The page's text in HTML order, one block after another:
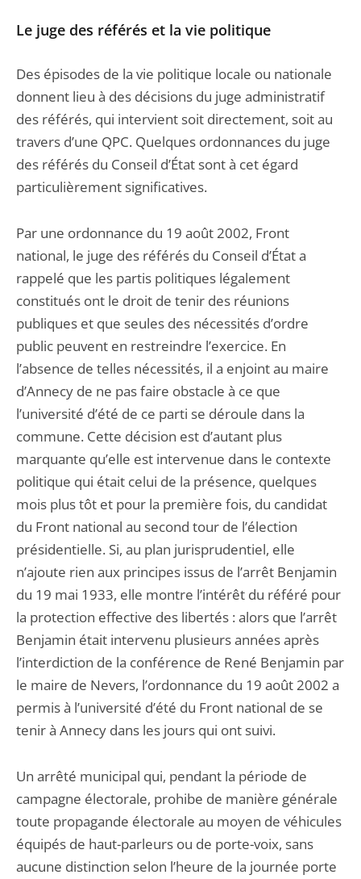
Le juge des référés et la vie politique
Des épisodes de la vie politique locale ou nationale
donnent lieu à des décisions du juge administratif
des référés, qui intervient soit directement, soit au
travers d’une QPC. Quelques ordonnances du juge
des référés du Conseil d’État sont à cet égard
particulièrement significatives.
Par une ordonnance du 19 août 2002, Front
national, le juge des référés du Conseil d’État a
rappelé que les partis politiques légalement
constitués ont le droit de tenir des réunions
publiques et que seules des nécessités d’ordre
public peuvent en restreindre l’exercice. En
l’absence de telles nécessités, il a enjoint au maire
d’Annecy de ne pas faire obstacle à ce que
l’université d’été de ce parti se déroule dans la
commune. Cette décision est d’autant plus
marquante qu’elle est intervenue dans le contexte
politique qui était celui de la présence, quelques
mois plus tôt et pour la première fois, du candidat
du Front national au second tour de l’élection
présidentielle. Si, au plan jurisprudentiel, elle
n’ajoute rien aux principes issus de l’arrêt Benjamin
du 19 mai 1933, elle montre l’intérêt du référé pour
la protection effective des libertés : alors que l’arrêt
Benjamin était intervenu plusieurs années après
l’interdiction de la conférence de René Benjamin par
le maire de Nevers, l’ordonnance du 19 août 2002 a
permis à l’université d’été du Front national de se
tenir à Annecy dans les jours qui ont suivi.
Un arrêté municipal qui, pendant la période de
campagne électorale, prohibe de manière générale
toute propagande électorale au moyen de véhicules
équipés de haut-parleurs ou de porte-voix, sans
aucune distinction selon l’heure de la journée porte